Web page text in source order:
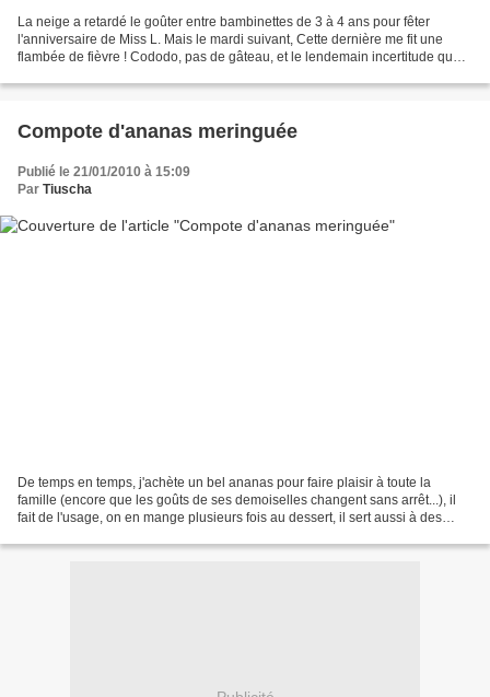
La neige a retardé le goûter entre bambinettes de 3 à 4 ans pour fêter
l'anniversaire de Miss L. Mais le mardi suivant, Cette dernière me fit une
flambée de fièvre ! Cododo, pas de gâteau, et le lendemain incertitude quant
Compote d'ananas meringuée
Publié le 21/01/2010 à 15:09
Par Tiuscha
De temps en temps, j'achète un bel ananas pour faire plaisir à toute la
famille (encore que les goûts de ses demoiselles changent sans arrêt...), il
fait de l'usage, on en mange plusieurs fois au dessert, il sert aussi à des